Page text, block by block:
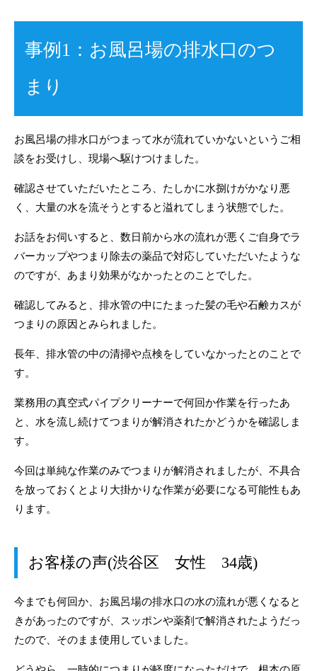
事例1：お風呂場の排水口のつ
まり
お風呂場の排水口がつまって水が流れていかないというご相
談をお受けし、現場へ駆けつけました。
確認させていただいたところ、たしかに水捌けがかなり悪
く、大量の水を流そうとすると溢れてしまう状態でした。
お話をお伺いすると、数日前から水の流れが悪くご自身でラ
バーカップやつまり除去の薬品で対応していただいたような
のですが、あまり効果がなかったとのことでした。
確認してみると、排水管の中にたまった髪の毛や石鹸カスが
つまりの原因とみられました。
長年、排水管の中の清掃や点検をしていなかったとのことで
す。
業務用の真空式パイプクリーナーで何回か作業を行ったあ
と、水を流し続けてつまりが解消されたかどうかを確認しま
す。
今回は単純な作業のみでつまりが解消されましたが、不具合
を放っておくとより大掛かりな作業が必要になる可能性もあ
ります。
お客様の声(渋谷区 女性 34歳)
今までも何回か、お風呂場の排水口の水の流れが悪くなると
きがあったのですが、スッポンや薬剤で解消されたようだっ
たので、そのまま使用していました。